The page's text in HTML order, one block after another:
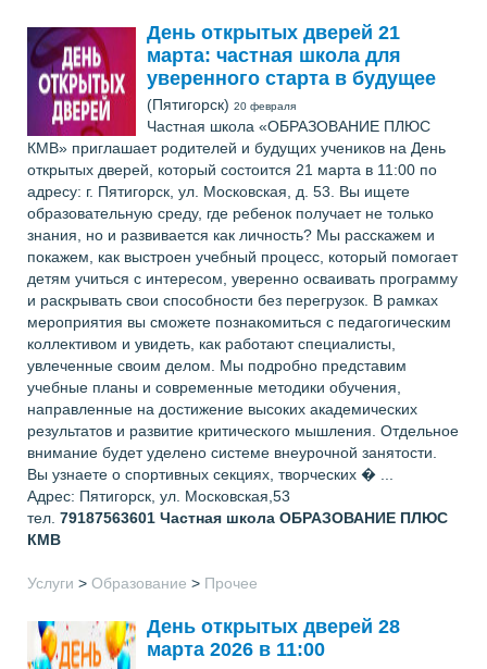
День открытых дверей 21
марта: частная школа для
уверенного старта в будущее
(Пятигорск) 20 февраля
Частная школа «ОБРАЗОВАНИЕ ПЛЮС
КМВ» приглашает родителей и будущих учеников на День
открытых дверей, который состоится 21 марта в 11:00 по
адресу: г. Пятигорск, ул. Московская, д. 53. Вы ищете
образовательную среду, где ребенок получает не только
знания, но и развивается как личность? Мы расскажем и
покажем, как выстроен учебный процесс, который помогает
детям учиться с интересом, уверенно осваивать программу
и раскрывать свои способности без перегрузок. В рамках
мероприятия вы сможете познакомиться с педагогическим
коллективом и увидеть, как работают специалисты,
увлеченные своим делом. Мы подробно представим
учебные планы и современные методики обучения,
направленные на достижение высоких академических
результатов и развитие критического мышления. Отдельное
внимание будет уделено системе внеурочной занятости.
Вы узнаете о спортивных секциях, творческих � ...
Адрес: Пятигорск, ул. Московская,53
тел. 79187563601 Частная школа ОБРАЗОВАНИЕ ПЛЮС
КМВ
Услуги > Образование > Прочее
День открытых дверей 28
марта 2026 в 11:00